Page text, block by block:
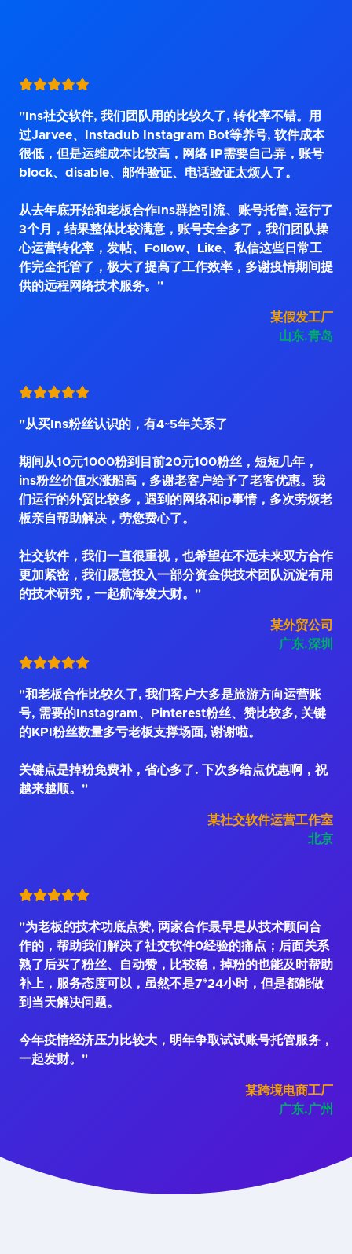
"Ins社交软件, 我们团队用的比较久了, 转化率不错。用
过Jarvee、Instadub Instagram Bot等养号, 软件成本
很低，但是运维成本比较高，网络 IP需要自己弄，账号
block、disable、邮件验证、电话验证太烦人了。
从去年底开始和老板合作Ins群控引流、账号托管, 运行了
3个月，结果整体比较满意，账号安全多了，我们团队操
心运营转化率，发帖、Follow、Like、私信这些日常工
作完全托管了，极大了提高了工作效率，多谢疫情期间提
供的远程网络技术服务。"
某假发工厂
山东.青岛
"从买Ins粉丝认识的，有4~5年关系了
期间从10元1000粉到目前20元100粉丝，短短几年，
ins粉丝价值水涨船高，多谢老客户给予了老客优惠。我
们运行的外贸比较多，遇到的网络和ip事情，多次劳烦老
板亲自帮助解决，劳您费心了。
社交软件，我们一直很重视，也希望在不远未来双方合作
更加紧密，我们愿意投入一部分资金供技术团队沉淀有用
的技术研究，一起航海发大财。"
某外贸公司
广东.深圳
"和老板合作比较久了, 我们客户大多是旅游方向运营账
号, 需要的Instagram、Pinterest粉丝、赞比较多, 关键
的KPI粉丝数量多亏老板支撑场面, 谢谢啦。
关键点是掉粉免费补，省心多了. 下次多给点优惠啊，祝
越来越顺。"
某社交软件运营工作室
北京
"为老板的技术功底点赞, 两家合作最早是从技术顾问合
作的，帮助我们解决了社交软件0经验的痛点；后面关系
熟了后买了粉丝、自动赞，比较稳，掉粉的也能及时帮助
补上，服务态度可以，虽然不是7*24小时，但是都能做
到当天解决问题。
今年疫情经济压力比较大，明年争取试试账号托管服务，
一起发财。"
某跨境电商工厂
广东.广州